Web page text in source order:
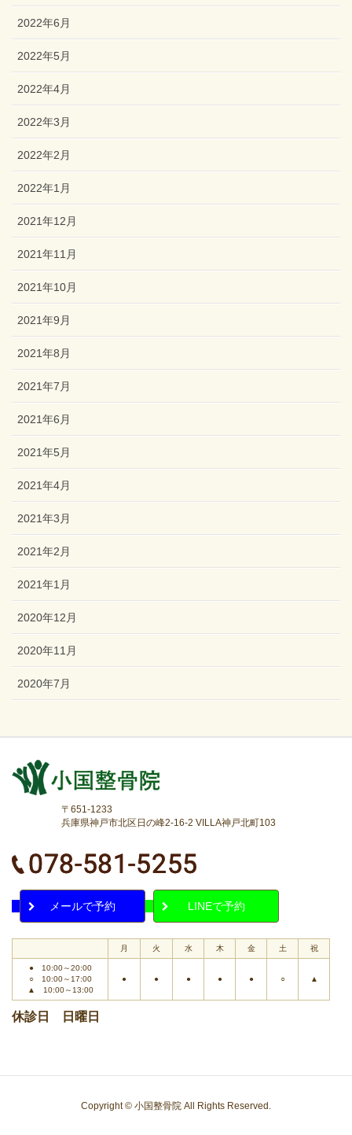
2022年6月
2022年5月
2022年4月
2022年3月
2022年2月
2022年1月
2021年12月
2021年11月
2021年10月
2021年9月
2021年8月
2021年7月
2021年6月
2021年5月
2021年4月
2021年3月
2021年2月
2021年1月
2020年12月
2020年11月
2020年7月
〒651-1233
兵庫県神戸市北区日の峰2-16-2 VILLA神戸北町103
メールで予約 LINEで予約
月 火 水 木 金 土 祝
● 10:00～20:00
○ 10:00～17:00
▲ 10:00～13:00
● ● ● ● ● ○ ▲
休診日 日曜日
Copyright © 小国整骨院 All Rights Reserved.